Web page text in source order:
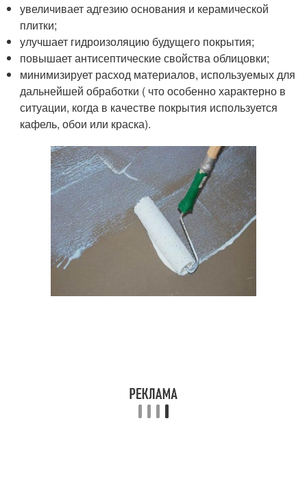
увеличивает адгезию основания и керамической
плитки;
улучшает гидроизоляцию будущего покрытия;
повышает антисептические свойства облицовки;
минимизирует расход материалов, используемых для
дальнейшей обработки ( что особенно характерно в
ситуации, когда в качестве покрытия используется
кафель, обои или краска).